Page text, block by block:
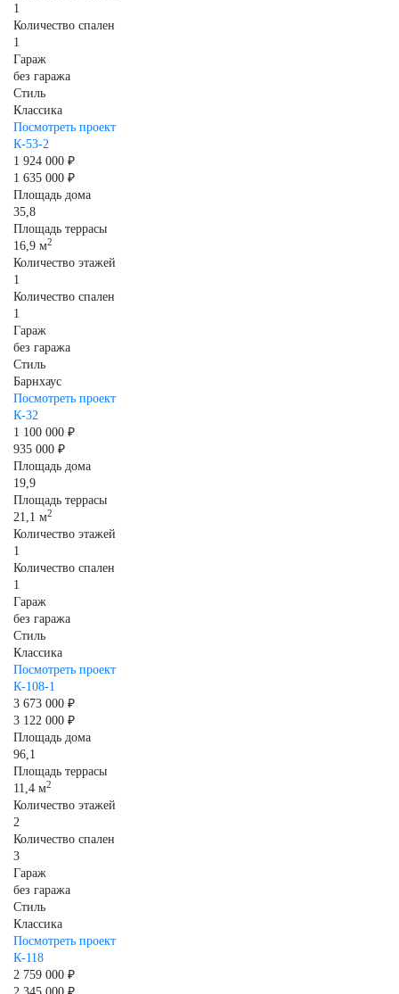
1
Количество спален
1
Гараж
без гаража
Стиль
Классика
Посмотреть проект
К-53-2
1 924 000 ₽
1 635 000 ₽
Площадь дома
35,8
Площадь террасы
16,9 м2
Количество этажей
1
Количество спален
1
Гараж
без гаража
Стиль
Барнхаус
Посмотреть проект
К-32
1 100 000 ₽
935 000 ₽
Площадь дома
19,9
Площадь террасы
21,1 м2
Количество этажей
1
Количество спален
1
Гараж
без гаража
Стиль
Классика
Посмотреть проект
К-108-1
3 673 000 ₽
3 122 000 ₽
Площадь дома
96,1
Площадь террасы
11,4 м2
Количество этажей
2
Количество спален
3
Гараж
без гаража
Стиль
Классика
Посмотреть проект
К-118
2 759 000 ₽